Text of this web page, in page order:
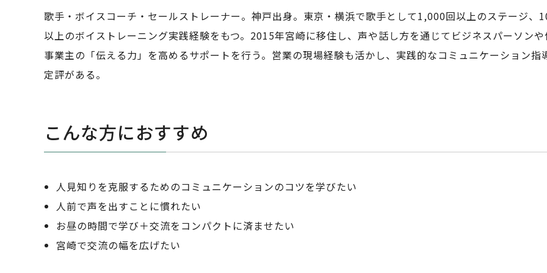
歌手・ボイスコーチ・セールストレーナー。神戸出身。東京・横浜で歌手として1,000回以上のステージ、
以上のボイストレーニング実践経験をもつ。2015年宮崎に移住し、声や話し方を通じてビジネスパーソンや
事業主の「伝える力」を高めるサポートを行う。営業の現場経験も活かし、実践的なコミュニケーション指
定評がある。
こんな方におすすめ
人見知りを克服するためのコミュニケーションのコツを学びたい
人前で声を出すことに慣れたい
お昼の時間で学び＋交流をコンパクトに済ませたい
宮崎で交流の幅を広げたい